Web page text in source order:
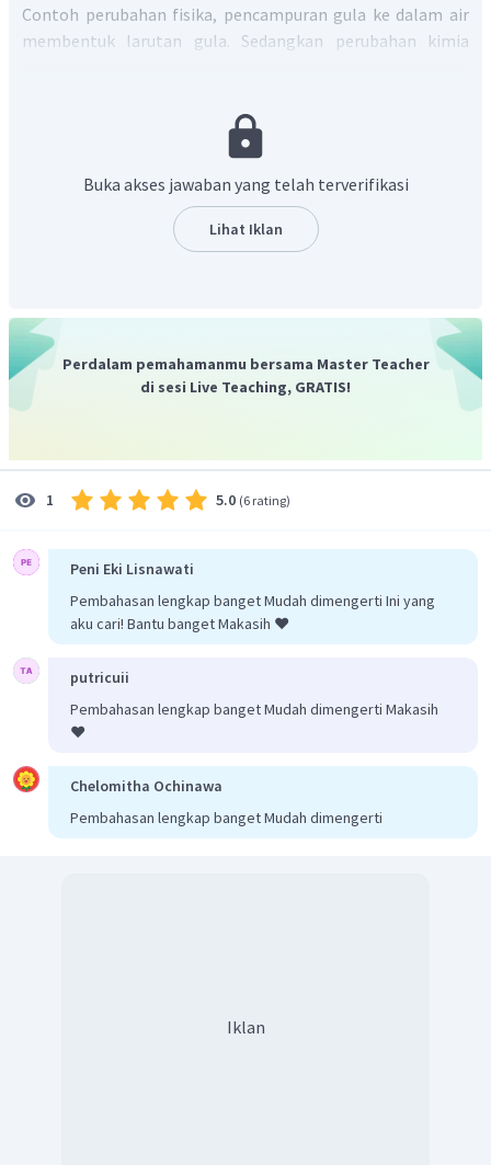
Contoh perubahan fisika, pencampuran gula ke dalam air
membentuk larutan gula. Sedangkan perubahan kimia
(perubahan kimia dinamakan juga reaksi kimia atau reaksi).
Contoh perubahan kimia adalah pembakaran kayu, jika kayu
Dengan demikian, maka dapat disimpulkan bahawa
perubahan fisika adalah perubahan yang tidak
menghasilkan zat baru dan sifat zatnya tetap sama
zat baru dimana zat baru tidak dapat kembali menjadi
zat semula dan sifatnya berbeda dari zat semula
Buka akses jawaban yang telah terverifikasi
Lihat Iklan
Perdalam pemahamanmu bersama Master Teacher
di sesi Live Teaching, GRATIS!
1 5.0 (6 rating)
Peni Eki Lisnawati
Pembahasan lengkap banget Mudah dimengerti Ini yang
aku cari! Bantu banget Makasih ❤️
putricuii
Pembahasan lengkap banget Mudah dimengerti Makasih
❤️
Chelomitha Ochinawa
Pembahasan lengkap banget Mudah dimengerti
Iklan